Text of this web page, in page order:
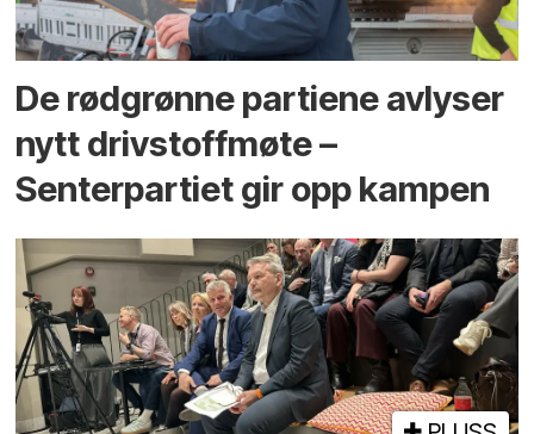
De rødgrønne partiene avlyser
nytt drivstoffmøte –
Senterpartiet gir opp kampen